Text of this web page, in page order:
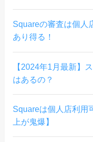
Squareの審査は個人
あり得る！
【2024年1月最新】
はあるの？
Squareは個人店利用
上が鬼爆】